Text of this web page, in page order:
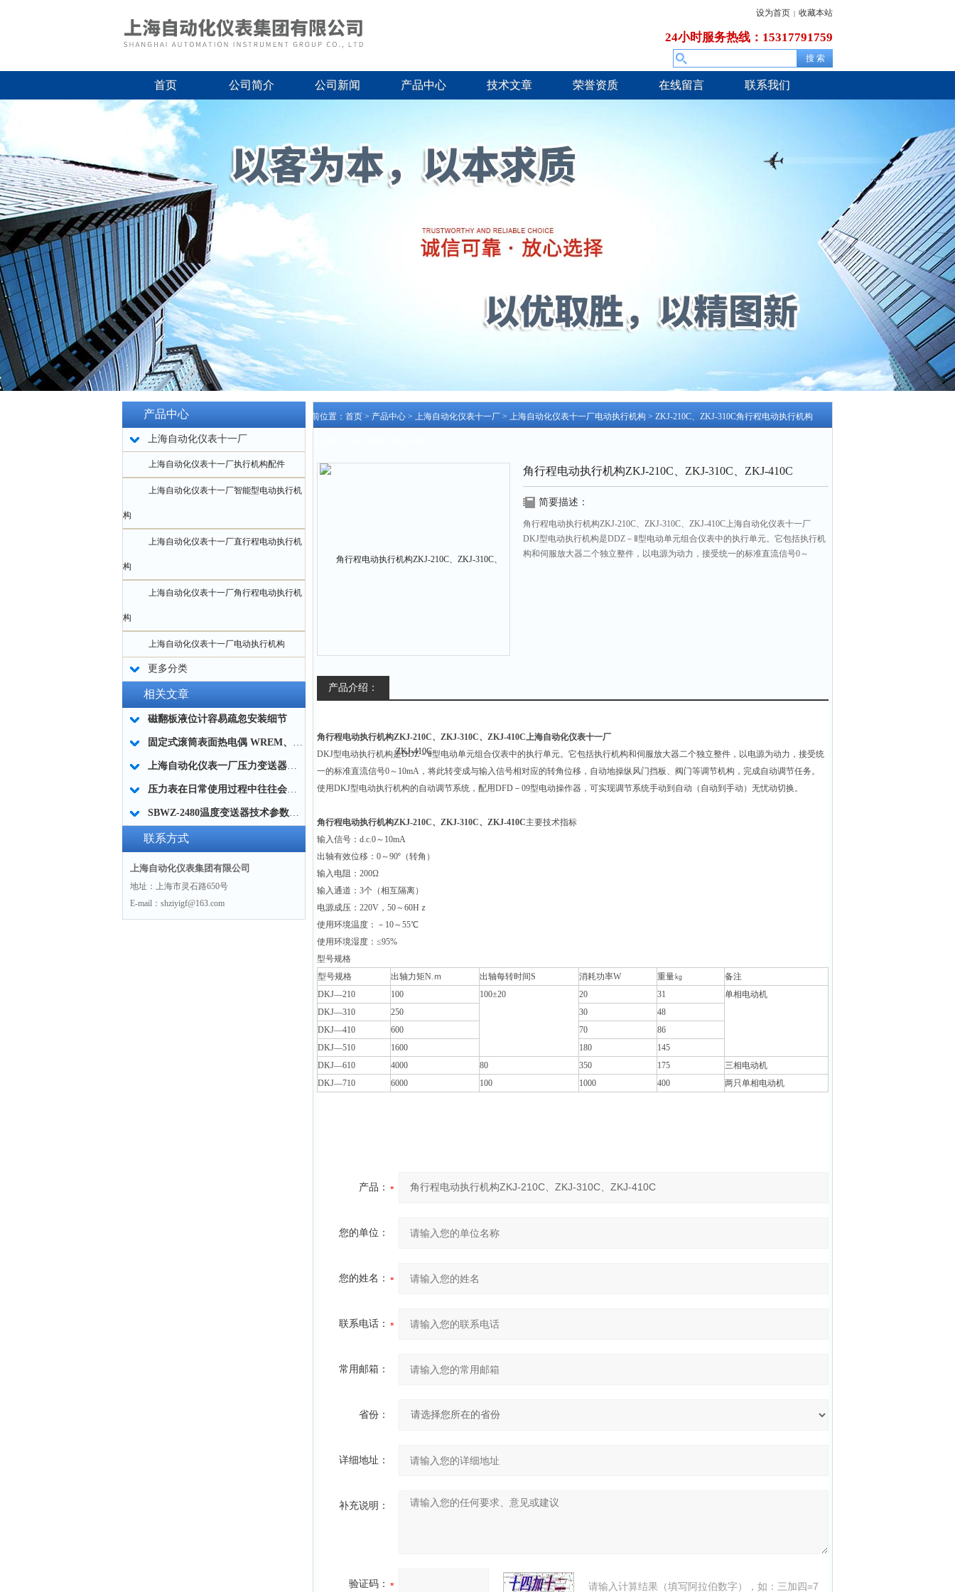
设为首页 | 收藏本站
24小时服务热线：15317791759
首页 公司简介 公司新闻 产品中心 技术文章 荣誉资质 在线留言 联系我们
产品中心
上海自动化仪表十一厂
上海自动化仪表十一厂执行机构配件
上海自动化仪表十一厂智能型电动执行机
构
上海自动化仪表十一厂直行程电动执行机
构
上海自动化仪表十一厂角行程电动执行机
构
上海自动化仪表十一厂电动执行机构
更多分类
相关文章
磁翻板液位计容易疏忽安装细节
固定式滚筒表面热电偶 WREM、WRNM-301型
上海自动化仪表一厂压力变送器与传感器比具有放大作用
压力表在日常使用过程中往往会碰到以下问题
SBWZ-2480温度变送器技术参数及精度
联系方式
上海自动化仪表集团有限公司
地址：上海市灵石路650号
E-mail：shziyigf@163.com
当前位置： 首页 > 产品中心 > 上海自动化仪表十一厂 > 上海自动化仪表十一厂电动执行机构 > ZKJ-210C、ZKJ-310C角行程电动执行机构
角行程电动执行机构ZKJ-210C、ZKJ-310C、ZKJ-410C
简要描述：
角行程电动执行机构ZKJ-210C、ZKJ-310C、ZKJ-410C上海自动化仪表十一厂
DKJ型电动执行机构是DDZ－Ⅱ型电动单元组合仪表中的执行单元。它包括执行机
构和伺服放大器二个独立整件，以电源为动力，接受统一的标准直流信号0～
产品介绍：
角行程电动执行机构ZKJ-210C、ZKJ-310C、ZKJ-410C上海自动化仪表十一厂
DKJ型电动执行机构是DDZ－Ⅱ型电动单元组合仪表中的执行单元。它包括执行机构和伺服放大器二个独立整件，以电源为动力，接受统
一的标准直流信号0～10mA，将此转变成与输入信号相对应的转角位移，自动地操纵风门挡板、阀门等调节机构，完成自动调节任务。
使用DKJ型电动执行机构的自动调节系统，配用DFD－09型电动操作器，可实现调节系统手动到自动（自动到手动）无忧动切换。
角行程电动执行机构ZKJ-210C、ZKJ-310C、ZKJ-410C主要技术指标
输入信号：d.c.0～10mA
出轴有效位移：0～90º（转角）
输入电阻：200Ω
输入通道：3个（相互隔离）
电源成压：220V，50～60Hｚ
使用环境温度：－10～55℃
使用环境湿度：≤95%
型号规格
型号规格
出轴力矩N.ｍ 出轴每转时间S 消耗功率W 重量㎏
备注
DKJ—210
100 100±20 20 31
单相电动机
DKJ—310
250 30
48
DKJ—410
600 70
86
DKJ—510
1600 180
145
DKJ—610
4000 80 350 175
三相电动机
DKJ—710
6000 100 1000 400 两只单相电动机
产品：
您的单位：
您的姓名：
联系电话：
常用邮箱：
省份：
详细地址：
补充说明：
验证码： 请输入计算结果（填写阿拉伯数字），如：三加四=7